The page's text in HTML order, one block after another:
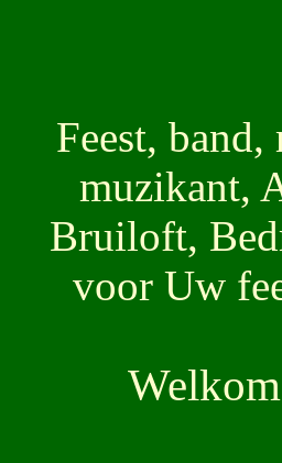
Feest,
muzikant,
Bruiloft,
voor Uw